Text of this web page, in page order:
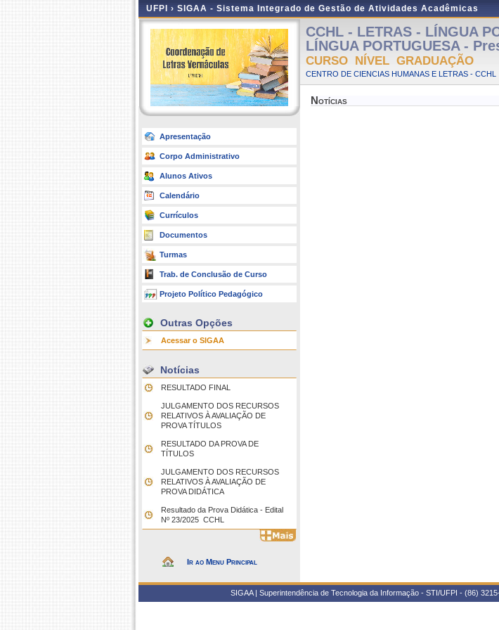
UFPI › SIGAA - Sistema Integrado de Gestão de Atividades Acadêmicas
Apresentação
Corpo Administrativo
Alunos Ativos
Calendário
Currículos
Documentos
Turmas
Trab. de Conclusão de Curso
Projeto Político Pedagógico
Outras Opções
Acessar o SIGAA
Notícias
RESULTADO FINAL
JULGAMENTO DOS RECURSOS
RELATIVOS À AVALIAÇÃO DE
PROVA TÍTULOS
RESULTADO DA PROVA DE
TÍTULOS
JULGAMENTO DOS RECURSOS
RELATIVOS À AVALIAÇÃO DE
PROVA DIDÁTICA
Resultado da Prova Didática - Edital
Nº 23/2025  CCHL
Ir ao Menu Principal
CCHL - LETRAS - LÍNGUA
LÍNGUA PORTUGUESA -
CURSO NÍVEL GRADUAÇÃO
CENTRO DE CIENCIAS HUMANAS E LETRAS - CCHL
Notícias
SIGAA | Superintendência de Tecnologia da Informação - STI/UFPI - (86)